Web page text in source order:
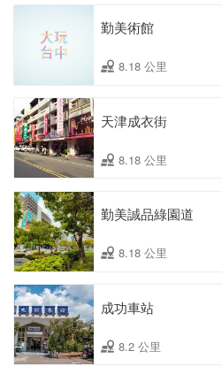
勤美術館
8.18 公里
天津成衣街
8.18 公里
勤美誠品綠園道
8.18 公里
成功車站
8.2 公里